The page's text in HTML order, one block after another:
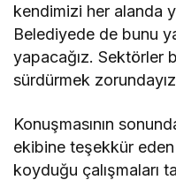
kendimizi her alanda
Belediyede de bunu
yapacağız. Sektörler
sürdürmek
Konuşmasının
ekibine teşekkür
koyduğu çalışmaları